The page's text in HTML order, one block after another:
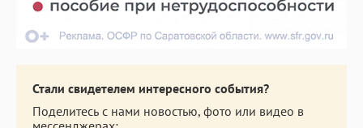
Стали свидетелем интересного события?
Поделитесь с нами новостью, фото или видео в